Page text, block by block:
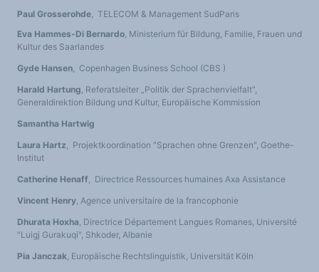
Paul Grosserohde, TELECOM & Management SudParis
Eva Hammes-Di Bernardo, Ministerium für Bildung, Familie, Frauen und
Kultur des Saarlandes
Gyde Hansen, Copenhagen Business School (CBS )
Harald Hartung, Referatsleiter „Politik der Sprachenvielfalt",
Generaldirektion Bildung und Kultur, Europäische Kommission
Samantha Hartwig
Laura Hartz, Projektkoordination "Sprachen ohne Grenzen", Goethe-
Institut
Catherine Henaff, Directrice Ressources humaines Axa Assistance
Vincent Henry, Agence universitaire de la francophonie
Dhurata Hoxha, Directrice Département Langues Romanes, Université
"Luigj Gurakuqi", Shkoder, Albanie
Pia Janczak, Europäische Rechtslinguistik, Universität Köln